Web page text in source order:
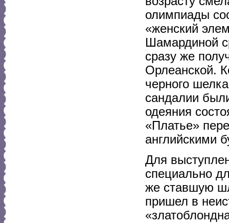
олимпиады
«женский
Шамардиной
сразу же
Орлеанской.
черного
сандалии
одеяния
«Платье»
английскими
Для
специально
же ставшую
пришел в